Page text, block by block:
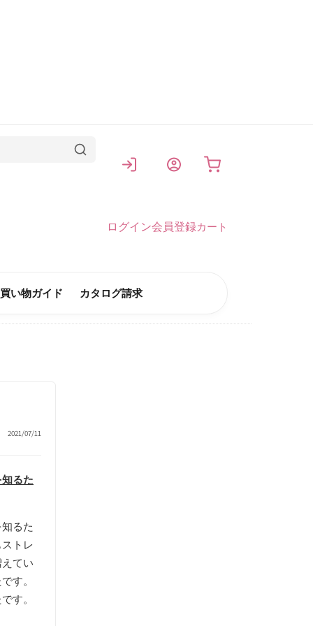
ログイン会員登録カート
買い物ガイド カタログ請求
2021/07/11
るた
るた
トレ
てい
す。
す。